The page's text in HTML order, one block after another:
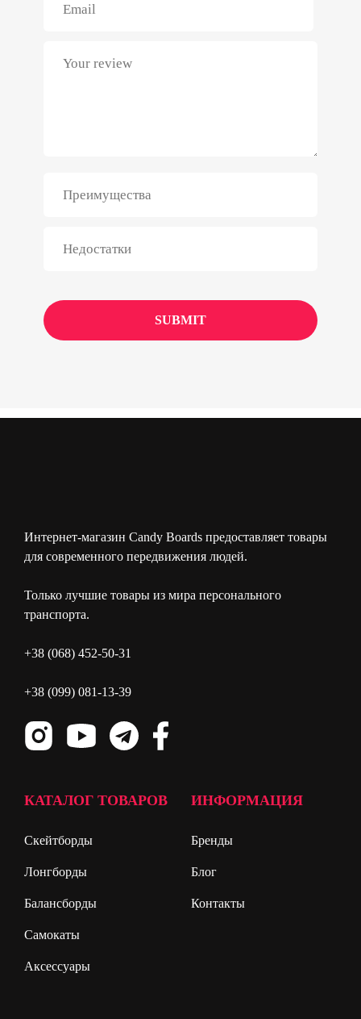
Интернет-магазин Candy Boards предоставляет товары
для современного передвижения людей.
Только лучшие товары из мира персонального
транспорта.
+38 (068) 452-50-31
+38 (099) 081-13-39
КАТАЛОГ ТОВАРОВ
Скейтборды
Лонгборды
Балансборды
Самокаты
Аксессуары
ИНФОРМАЦИЯ
Бренды
Блог
Контакты